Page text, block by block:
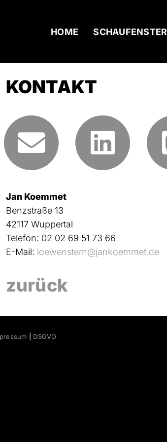
HOME SCHAUFENSTER
KONTAKT
Jan Koemmet
Benzstraße 13
42117 Wuppertal
Telefon: 02 02 69 51 73 66
E-Mail: loewenstern@jankoemmet.de
zurück
DSGVO